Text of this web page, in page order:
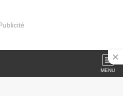
MENU